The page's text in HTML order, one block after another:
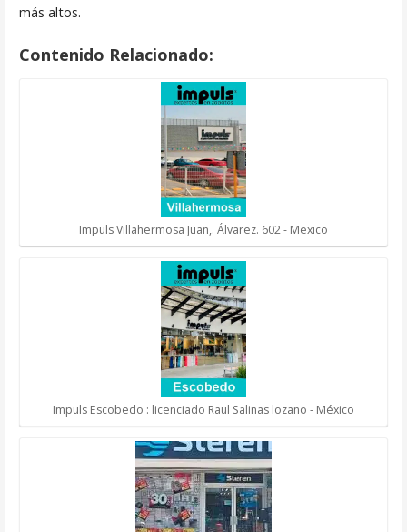
más altos.
Contenido Relacionado:
Impuls Villahermosa Juan,. Álvarez. 602 - Mexico
Impuls Escobedo : licenciado Raul Salinas lozano - México